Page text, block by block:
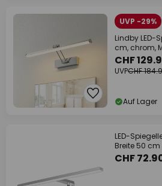
UVP -29%
Lindby LED-
cm, chrom,
CHF
UVPCHF
Auf Lager
LED-
Breite 50 cm
CHF